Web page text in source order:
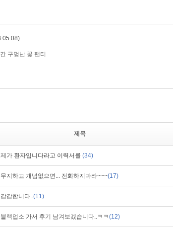
제목
제가 환자입니다라고 이력서를 (34)
무지하고 개념없으면... 전화하지마라~~~(17)
갑갑합니다..(11)
블랙업소 가서 후기 남겨보겠습니다..ㅋㅋ(12)